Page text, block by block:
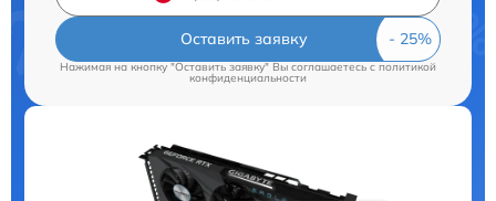
Оставить заявку
Нажимая на кнопку "Оставить заявку" Вы соглашаетесь cполитикой
конфиденциальности